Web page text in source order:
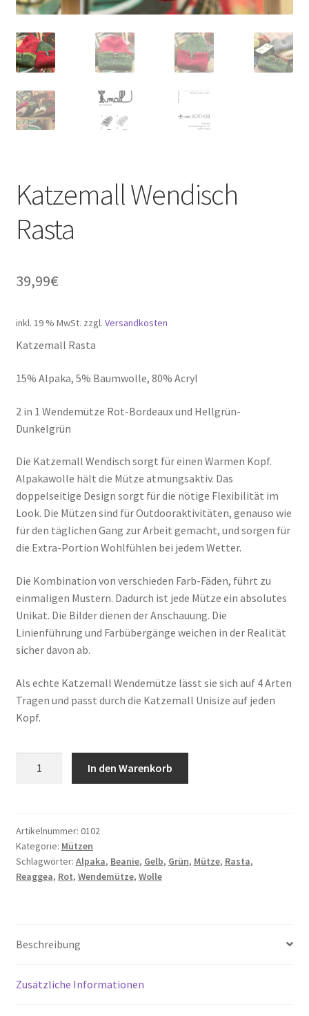
Katzemall Wendisch
Rasta
39,99€
inkl. 19 % MwSt. zzgl. Versandkosten
Katzemall Rasta
15% Alpaka, 5% Baumwolle, 80% Acryl
2 in 1 Wendemütze Rot-Bordeaux und Hellgrün-
Dunkelgrün
Die Katzemall Wendisch sorgt für einen Warmen Kopf.
Alpakawolle hält die Mütze atmungsaktiv. Das
doppelseitige Design sorgt für die nötige Flexibilität im
Look. Die Mützen sind für Outdooraktivitäten, genauso wie
für den täglichen Gang zur Arbeit gemacht, und sorgen für
die Extra-Portion Wohlfühlen bei jedem Wetter.
Die Kombination von verschieden Farb-Fäden, führt zu
einmaligen Mustern. Dadurch ist jede Mütze ein absolutes
Unikat. Die Bilder dienen der Anschauung. Die
Linienführung und Farbübergänge weichen in der Realität
sicher davon ab.
Als echte Katzemall Wendemütze lässt sie sich auf 4 Arten
Tragen und passt durch die Katzemall Unisize auf jeden
Kopf.
In den Warenkorb
Artikelnummer: 0102
Kategorie: Mützen
Schlagwörter: Alpaka, Beanie, Gelb, Grün, Mütze, Rasta,
Reaggea, Rot, Wendemütze, Wolle
Beschreibung
Zusätzliche Informationen